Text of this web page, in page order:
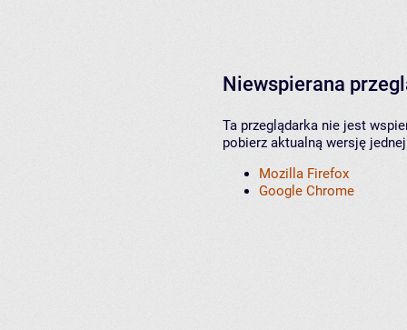
Niewspierana
Ta przeglądarka nie jest
pobierz aktualną wersję
Mozilla Firefox
Google Chrome